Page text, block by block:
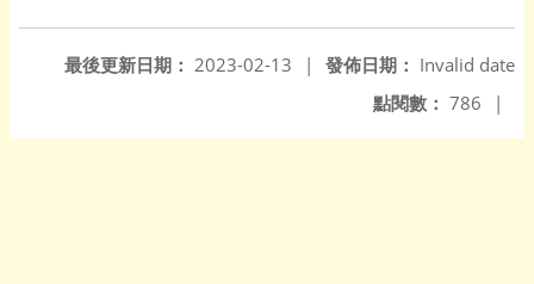
發佈日期： Invalid date
最後更新日期： 2023-02-13
|
點閱數： 786 |